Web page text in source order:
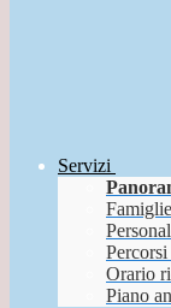
Servizi
Orario
Piano